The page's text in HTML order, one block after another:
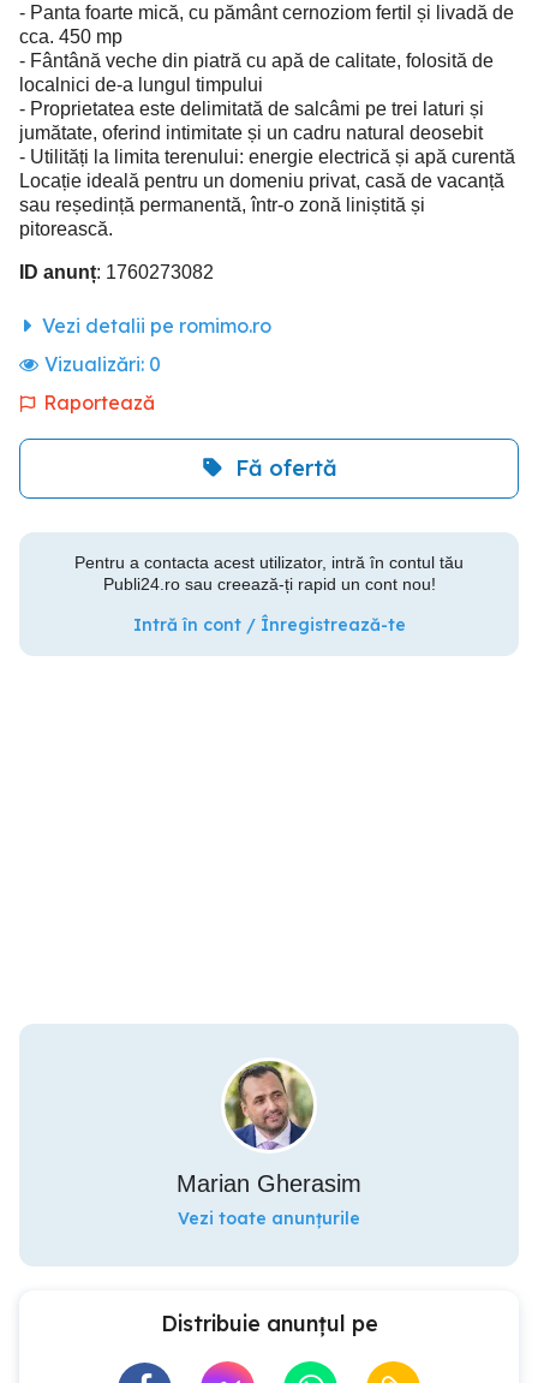
- Panta foarte mică, cu pământ cernoziom fertil și livadă de
cca. 450 mp
- Fântână veche din piatră cu apă de calitate, folosită de
localnici de-a lungul timpului
- Proprietatea este delimitată de salcâmi pe trei laturi și
jumătate, oferind intimitate și un cadru natural deosebit
- Utilități la limita terenului: energie electrică și apă curentă
Locație ideală pentru un domeniu privat, casă de vacanță
sau reședință permanentă, într-o zonă liniștită și
pitorească.
ID anunț: 1760273082
Vezi detalii pe romimo.ro
Vizualizări: 0
Raportează
Fă ofertă
Pentru a contacta acest utilizator, intră în contul tău
Publi24.ro sau creează-ți rapid un cont nou!
Intră în cont / Înregistrează-te
Marian Gherasim
Vezi toate anunțurile
Distribuie anunțul pe